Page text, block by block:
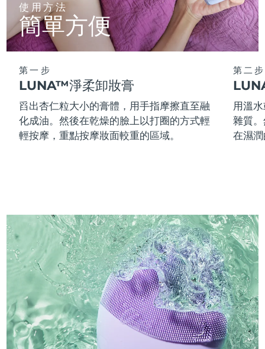
使用方法
簡單方便
第一步
LUNA™淨柔卸妝膏
舀出杏仁粒大小的膏體，用手指摩擦直至融
化成油。然後在乾燥的臉上以打圈的方式輕
輕按摩，重點按摩妝面較重的區域。
第二步
用溫
雜質
在濕